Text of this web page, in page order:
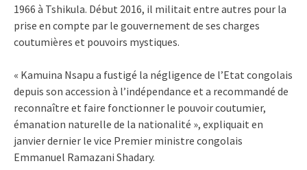
1966 à Tshikula. Début 2016, il militait entre autres pour la
prise en compte par le gouvernement de ses charges
coutumières et pouvoirs mystiques.
« Kamuina Nsapu a fustigé la négligence de l’Etat congolais
depuis son accession à l’indépendance et a recommandé de
reconnaître et faire fonctionner le pouvoir coutumier,
émanation naturelle de la nationalité », expliquait en
janvier dernier le vice Premier ministre congolais
Emmanuel Ramazani Shadary.